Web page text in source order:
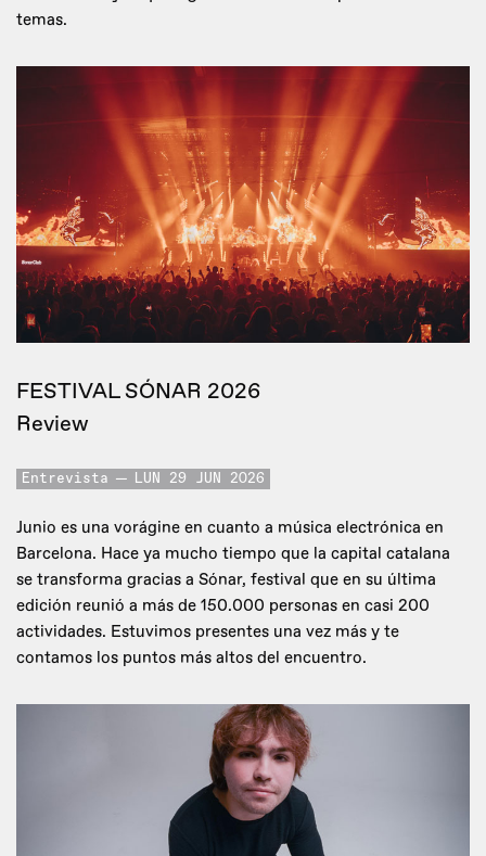
temas.
FESTIVAL SÓNAR 2026
Review
Entrevista LUN 29 JUN 2026
Junio es una vorágine en cuanto a música electrónica en
Barcelona. Hace ya mucho tiempo que la capital catalana
se transforma gracias a Sónar, festival que en su última
edición reunió a más de 150.000 personas en casi 200
actividades. Estuvimos presentes una vez más y te
contamos los puntos más altos del encuentro.